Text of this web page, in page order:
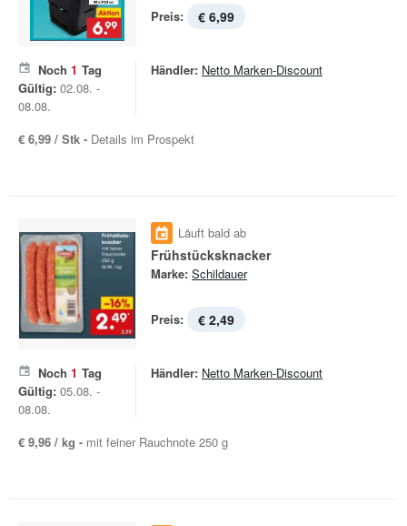
Preis: € 6,99
Noch 1 Tag
Gültig: 02.08. -
08.08.
Händler: Netto Marken-Discount
€ 6,99 / Stk - Details im Prospekt
Läuft bald ab
Frühstücksknacker
Marke: Schildauer
Preis: € 2,49
Noch 1 Tag
Gültig: 05.08. -
08.08.
Händler: Netto Marken-Discount
€ 9,96 / kg - mit feiner Rauchnote 250 g